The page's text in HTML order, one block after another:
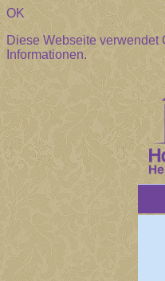
OK
Diese Webseite
Informationen.